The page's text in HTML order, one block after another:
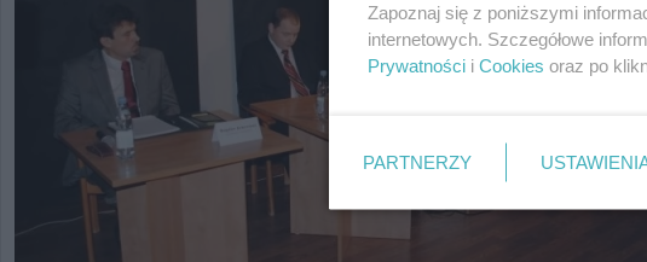
Zapoznaj się z poniższymi
internetowych. Szczegółowe
Prywatności i Cookies oraz po
PARTNERZY